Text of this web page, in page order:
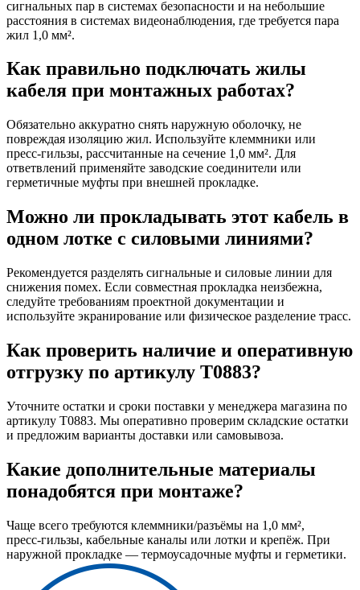
сигнальных пар в системах безопасности и на небольшие
расстояния в системах видеонаблюдения, где требуется пара
жил 1,0 мм².
Как правильно подключать жилы
кабеля при монтажных работах?
Обязательно аккуратно снять наружную оболочку, не
повреждая изоляцию жил. Используйте клеммники или
пресс‑гильзы, рассчитанные на сечение 1,0 мм². Для
ответвлений применяйте заводские соединители или
герметичные муфты при внешней прокладке.
Можно ли прокладывать этот кабель в
одном лотке с силовыми линиями?
Рекомендуется разделять сигнальные и силовые линии для
снижения помех. Если совместная прокладка неизбежна,
следуйте требованиям проектной документации и
используйте экранирование или физическое разделение трасс.
Как проверить наличие и оперативную
отгрузку по артикулу Т0883?
Уточните остатки и сроки поставки у менеджера магазина по
артикулу Т0883. Мы оперативно проверим складские остатки
и предложим варианты доставки или самовывоза.
Какие дополнительные материалы
понадобятся при монтаже?
Чаще всего требуются клеммники/разъёмы на 1,0 мм²,
пресс‑гильзы, кабельные каналы или лотки и крепёж. При
наружной прокладке — термоусадочные муфты и герметики.